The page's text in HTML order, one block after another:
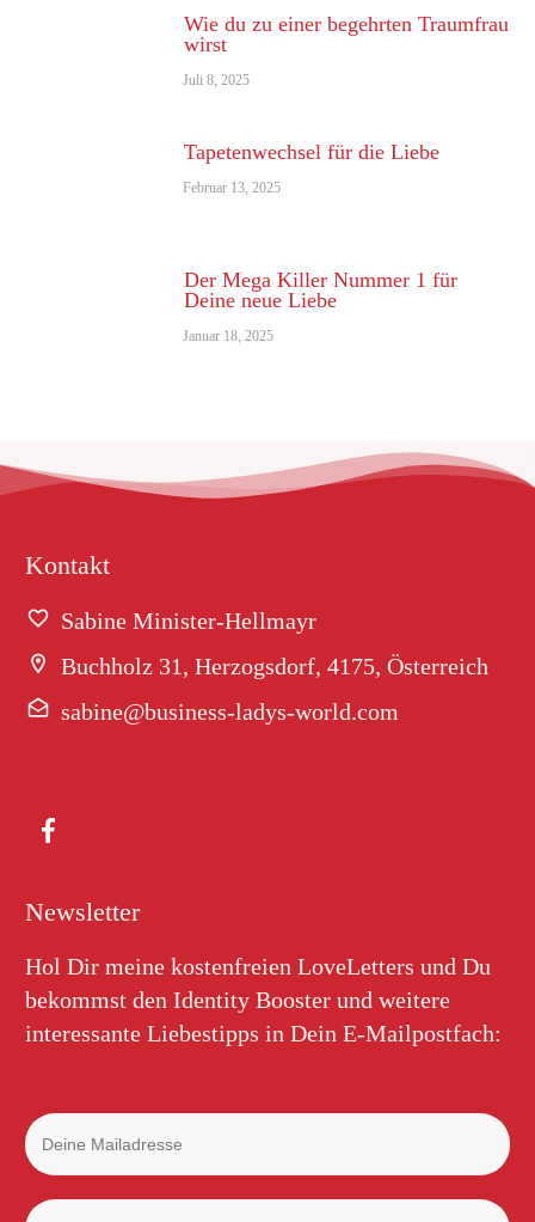
Wie du zu einer begehrten Traumfrau
wirst
Juli 8, 2025
Tapetenwechsel für die Liebe
Februar 13, 2025
Der Mega Killer Nummer 1 für
Deine neue Liebe
Januar 18, 2025
Kontakt
Sabine Minister-Hellmayr
Buchholz 31, Herzogsdorf, 4175, Österreich
sabine@business-ladys-world.com
Newsletter
Hol Dir meine kostenfreien LoveLetters und Du
bekommst den Identity Booster und weitere
interessante Liebestipps in Dein E-Mailpostfach: